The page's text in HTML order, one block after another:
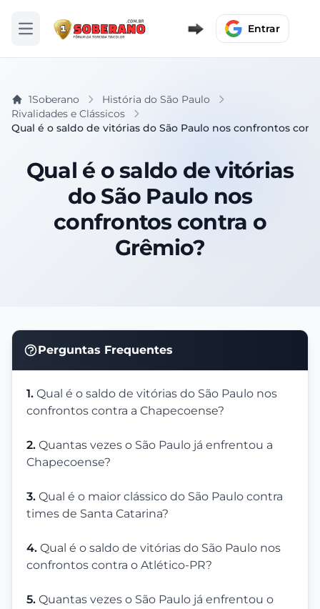
Abrir menu Entrar
1Soberano
História do São Paulo
Rivalidades e Clássicos
Qual é o saldo de vitórias do São Paulo nos confrontos
Qual é o saldo de vitórias
do São Paulo nos
confrontos contra o
Grêmio?
Perguntas Frequentes
1. Qual é o saldo de vitórias do São Paulo nos
confrontos contra a Chapecoense?
2. Quantas vezes o São Paulo já enfrentou a
Chapecoense?
3. Qual é o maior clássico do São Paulo contra
times de Santa Catarina?
4. Qual é o saldo de vitórias do São Paulo nos
confrontos contra o Atlético-PR?
5. Quantas vezes o São Paulo já enfrentou o